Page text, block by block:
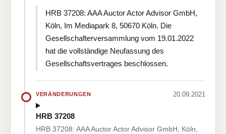
HRB 37208: AAA Auctor Actor Advisor GmbH,
Köln, Im Mediapark 8, 50670 Köln. Die
Gesellschafterversammlung vom 19.01.2022
hat die vollständige Neufassung des
Gesellschaftsvertrages beschlossen.
VERÄNDERUNGEN 20.09.2021
HRB 37208
HRB 37208: AAA Auctor Actor Advisor GmbH, Köln,